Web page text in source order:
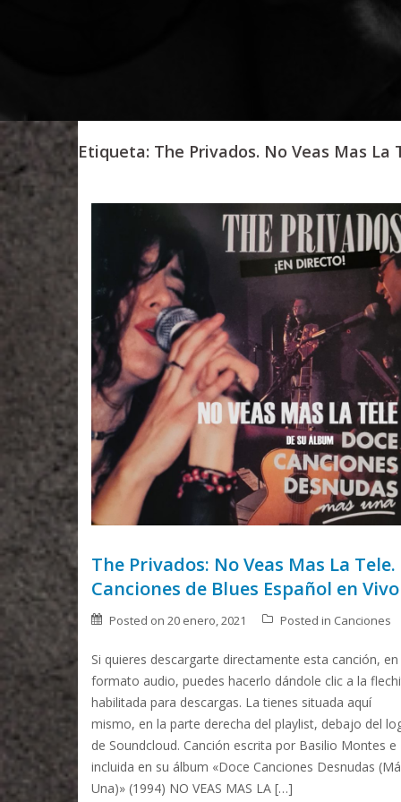
Etiqueta: The Privados. No Veas Mas La
The Privados: No Veas Mas La Tele.
Canciones de Blues Español en Vivo
Posted on 20 enero, 2021 Posted in Canciones
Si quieres descargarte directamente esta canción, en
formato audio, puedes hacerlo dándole clic a la
habilitada para descargas. La tienes situada aquí
mismo, en la parte derecha del playlist, debajo del
de Soundcloud. Canción escrita por Basilio Montes e
incluida en su álbum «Doce Canciones Desnudas
Una)» (1994) NO VEAS MAS LA […]